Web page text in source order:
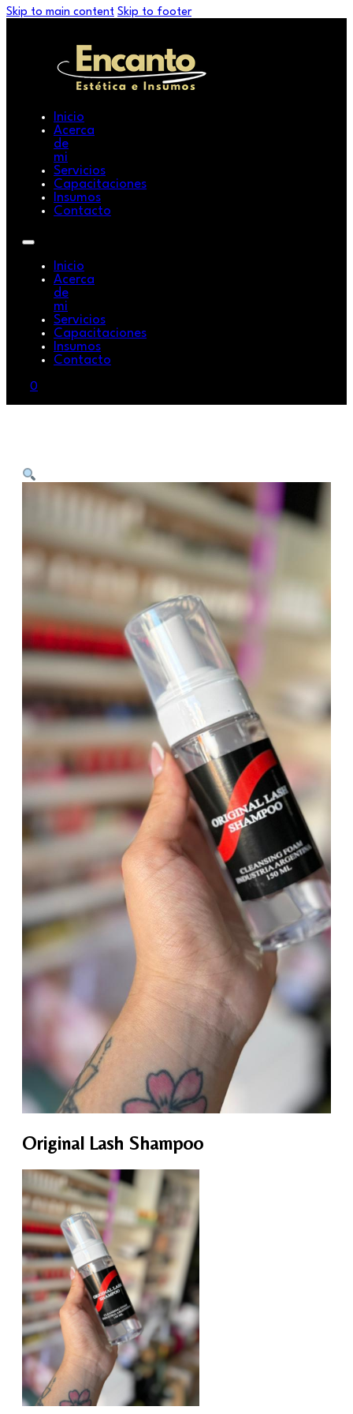
Skip to main content Skip to footer
Inicio
Acerca
de
mi
Servicios
Capacitaciones
Insumos
Contacto
Inicio
Acerca
de
mi
Servicios
Capacitaciones
Insumos
Contacto
0
Original Lash Shampoo